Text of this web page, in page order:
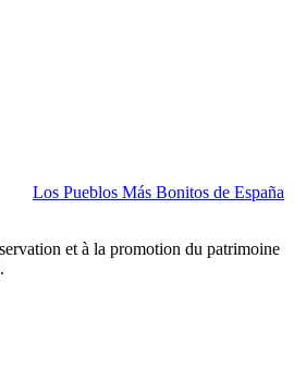
Los Pueblos Más Bonitos de España
et à la promotion du patrimoine